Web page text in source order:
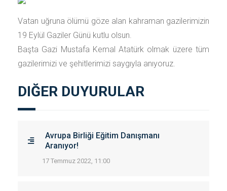
Vatan uğruna ölümü göze alan kahraman gazilerimizin
19 Eylül Gaziler Günü kutlu olsun.
Başta Gazi Mustafa Kemal Atatürk olmak üzere tüm
gazilerimizi ve şehitlerimizi saygıyla anıyoruz.
DIĞER DUYURULAR
Avrupa Birliği Eğitim Danışmanı
Aranıyor!
17 Temmuz 2022, 11:00